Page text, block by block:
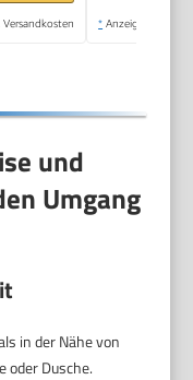
* Anzeige
und
Umgang
in der Nähe von
oder Dusche.